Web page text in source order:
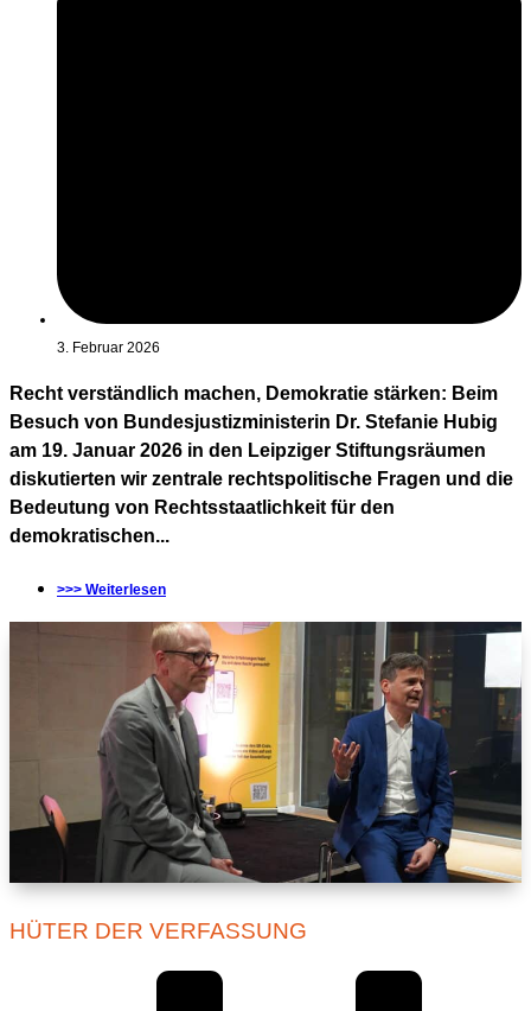
3. Februar 2026
Recht verständlich machen, Demokratie stärken: Beim
Besuch von Bundesjustizministerin Dr. Stefanie Hubig
am 19. Januar 2026 in den Leipziger Stiftungsräumen
diskutierten wir zentrale rechtspolitische Fragen und die
Bedeutung von Rechtsstaatlichkeit für den
demokratischen...
>>> Weiterlesen
HÜTER DER VERFASSUNG